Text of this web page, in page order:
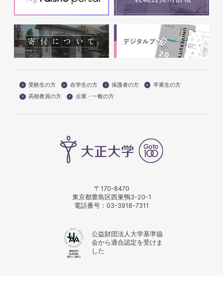
受験生の方 在学生の方 保護者の方
卒業生の方
高校教員の方
企業・一般の方
〒170-8470
東京都豊島区西巣鴨3-20-1
電話番号： 03-3918-7311
公益財団法人大学基準協
会から適合認定を受けま
した